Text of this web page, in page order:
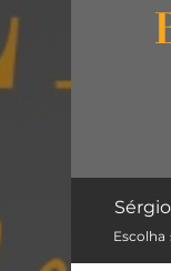
Bastava